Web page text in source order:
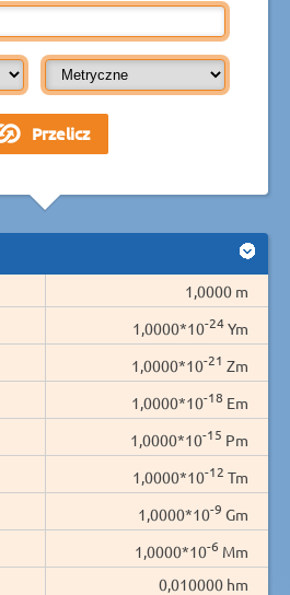
1,0000 m
1,0000*10-24Ym
1,0000*10-21 Zm
1,0000*10-18 Em
1,0000*10-15 Pm
1,0000*10-12 Tm
1,0000*10-9 Gm
1,0000*10-6 Mm
0,010000 hm